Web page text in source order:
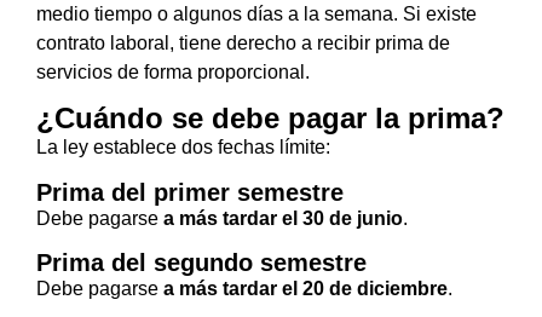
medio tiempo o algunos días a la semana. Si existe
contrato laboral, tiene derecho a recibir prima de
servicios de forma proporcional.
¿Cuándo se debe pagar la prima?
La ley establece dos fechas límite:
Prima del primer semestre
Debe pagarse a más tardar el 30 de junio.
Prima del segundo semestre
Debe pagarse a más tardar el 20 de diciembre.